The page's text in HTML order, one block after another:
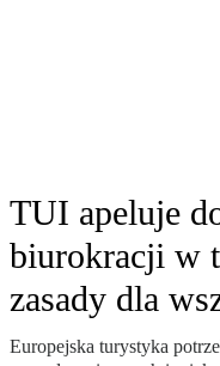
TUI apeluje
biurokracji w
zasady dla
Europejska turystyka